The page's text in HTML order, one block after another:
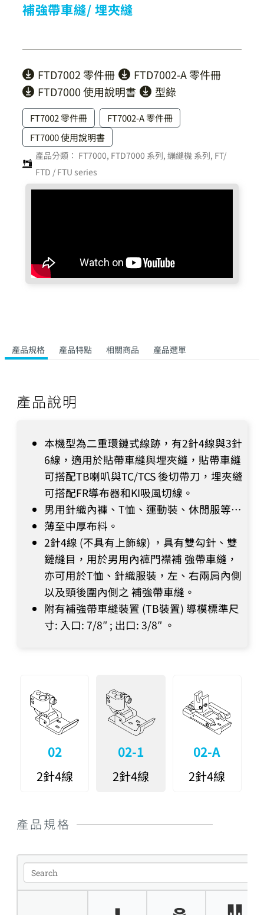
補強帶車縫/ 埋夾縫
FTD7002 零件冊
FTD7002-A 零件冊
FTD7000 使用說明書
型錄
FT7002 零件冊
FT7002-A 零件冊
FT7000 使用說明書
產品分類： FT7000, FTD7000 系列, 繃縫機 系列, FT/
FTD / FTU series
產品規格 產品特點 相關商品 產品選單
產品說明
本機型為二重環鏈式線跡，有2針4線與3針
6線，適用於貼帶車縫與埋夾縫，貼帶車縫
可搭配TB喇叭與TC/TCS 後切帶刀，埋夾縫
可搭配FR導布器和KI吸風切線。
男用針織內褲、T恤、運動裝、休閒服等…
薄至中厚布料。
2針4線 (不具有上飾線) ，具有雙勾針、雙
鏈縫目，用於男用內褲門襟補 強帶車縫，
亦可用於T恤、針織服裝，左、右兩肩內側
以及頸後圍內側之 補強帶車縫。
附有補強帶車縫裝置 (TB裝置) 導模標準尺
寸: 入口: 7/8″ ; 出口: 3/8″ 。
02
2針4線
02-1
2針4線
02-A
2針4線
產品規格